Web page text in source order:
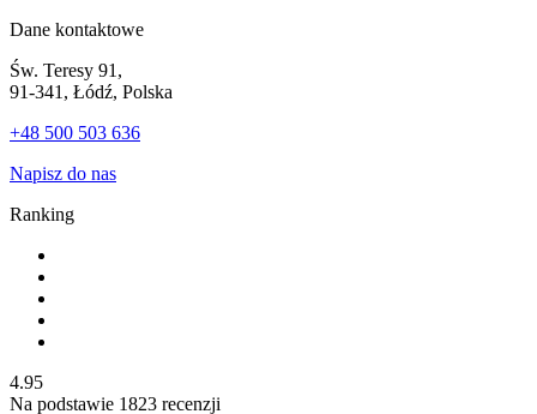
Dane kontaktowe
Św. Teresy 91,
91-341, Łódź, Polska
+48 500 503 636
Napisz do nas
Ranking
4.95
Na podstawie 1823 recenzji